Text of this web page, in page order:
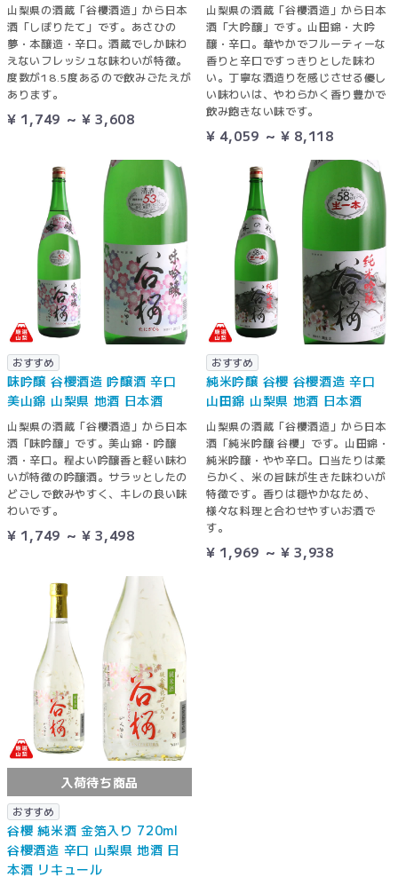
山梨県の酒蔵「谷櫻酒造」から日本
酒「しぼりたて」です。あさひの
夢・本醸造・辛口。酒蔵でしか味わ
えないフレッシュな味わいが特徴。
度数が18.5度あるので飲みごたえが
あります。
¥ 1,749 ～ ¥ 3,608
山梨県の酒蔵「谷櫻酒造」から日本
酒「大吟醸」です。山田錦・大吟
醸・辛口。華やかでフルーティーな
香りと辛口ですっきりとした味わ
い。丁寧な酒造りを感じさせる優し
い味わいは、やわらかく香り豊かで
飲み飽きない味です。
¥ 4,059 ～ ¥ 8,118
おすすめ
味吟醸 谷櫻酒造 吟醸酒 辛口
美山錦 山梨県 地酒 日本酒
山梨県の酒蔵「谷櫻酒造」から日本
酒「味吟醸」です。美山錦・吟醸
酒・辛口。程よい吟醸香と軽い味わ
いが特徴の吟醸酒。サラッとしたの
どごしで飲みやすく、キレの良い味
わいです。
¥ 1,749 ～ ¥ 3,498
おすすめ
純米吟醸 谷櫻 谷櫻酒造 辛口
山田錦 山梨県 地酒 日本酒
山梨県の酒蔵「谷櫻酒造」から日本
酒「純米吟醸 谷櫻」です。山田錦・
純米吟醸・やや辛口。口当たりは柔
らかく、米の旨味が生きた味わいが
特徴です。香りは穏やかなため、
様々な料理と合わせやすいお酒で
す。
¥ 1,969 ～ ¥ 3,938
入荷待ち商品
おすすめ
谷櫻 純米酒 金箔入り 720ml
谷櫻酒造 辛口 山梨県 地酒 日
本酒 リキュール